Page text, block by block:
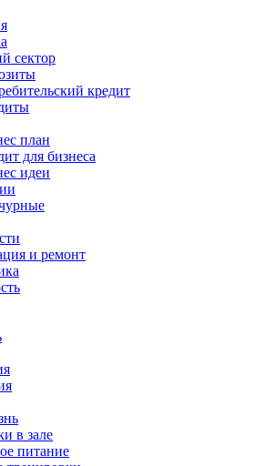
сектор
кредит
план
для бизнеса
идеи
и ремонт
в зале
питание